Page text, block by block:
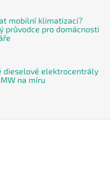
mobilní klimatizaci?
průvodce pro domácnosti
dieselové elektrocentrály
MW na míru